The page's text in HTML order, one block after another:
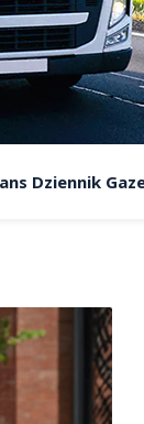
Dziennik